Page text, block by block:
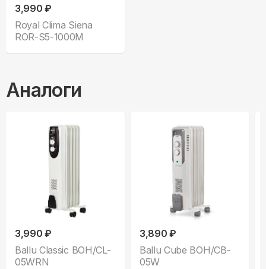
3,990 ₽
Royal Clima Siena
ROR-S5-1000M
Аналоги
3,990 ₽
Ballu Classic BOH/CL-
05WRN
3,890 ₽
Ballu Cube BOH/CB-
05W